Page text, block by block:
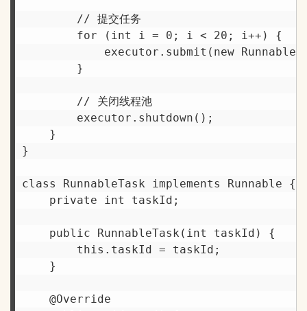
        // 提交任务
        for (int i = 0; i < 20; i++) {
executor.submit(new
        }
        // 关闭线程池
        executor.shutdown();
    }
}
class RunnableTask implements Runnable {
    private int taskId;
    public RunnableTask(int taskId) {
        this.taskId = taskId;
    }
    @Override